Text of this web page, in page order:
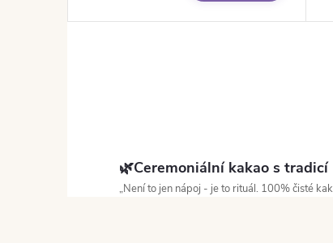
🌿Ceremoniální kakao s tradicí
„Není to jen nápoj - je to rituál. 100% čisté